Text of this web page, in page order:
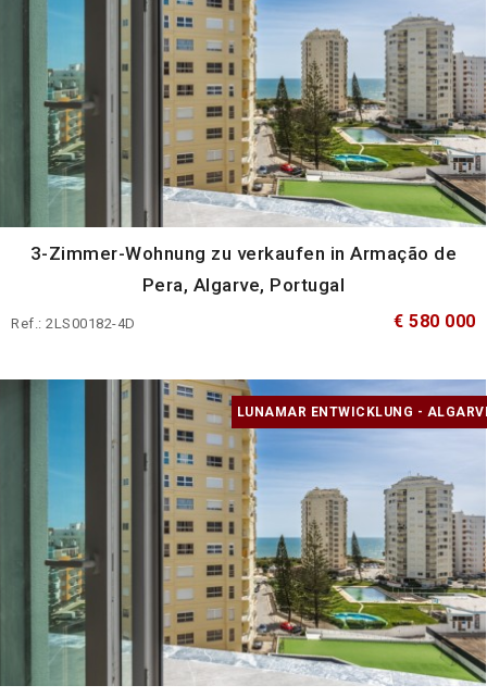
3-Zimmer-Wohnung zu verkaufen in Armação de
Pera, Algarve, Portugal
Ref.: 2LS00182-4D € 580 000
LUNAMAR ENTWICKLUNG -